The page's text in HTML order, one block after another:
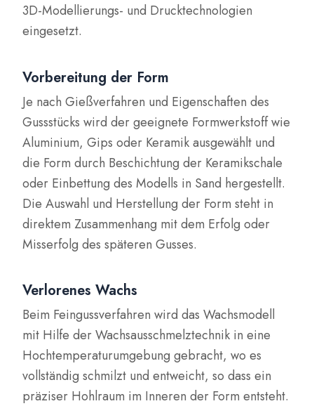
3D-Modellierungs- und Drucktechnologien
eingesetzt.
Vorbereitung der Form
Je nach Gießverfahren und Eigenschaften des
Gussstücks wird der geeignete Formwerkstoff wie
Aluminium, Gips oder Keramik ausgewählt und
die Form durch Beschichtung der Keramikschale
oder Einbettung des Modells in Sand hergestellt.
Die Auswahl und Herstellung der Form steht in
direktem Zusammenhang mit dem Erfolg oder
Misserfolg des späteren Gusses.
Verlorenes Wachs
Beim Feingussverfahren wird das Wachsmodell
mit Hilfe der Wachsausschmelztechnik in eine
Hochtemperaturumgebung gebracht, wo es
vollständig schmilzt und entweicht, so dass ein
präziser Hohlraum im Inneren der Form entsteht.